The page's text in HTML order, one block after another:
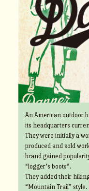
An American outdoor
its headquarters
They were initially a
produced and sold
brand gained
“logger’s boots”.
They added their
“Mountain Trail”